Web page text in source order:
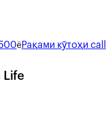
ёРақами кӯтоҳи
Life